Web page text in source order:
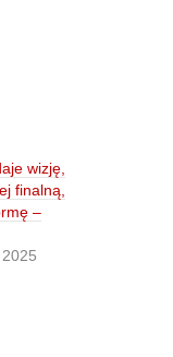
wizję,
finalną,
–